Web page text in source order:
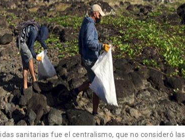
sanitarias fue el centralismo, que no consideró las